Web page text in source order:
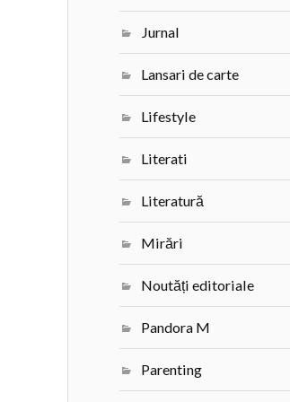
Jurnal
Lansari de carte
Lifestyle
Literati
Literatură
Mirări
Noutăți editoriale
Pandora M
Parenting